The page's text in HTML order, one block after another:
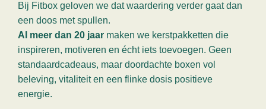
Bij Fitbox geloven we dat waardering verder gaat dan
een doos met spullen.
Al meer dan 20 jaar maken we kerstpakketten die
inspireren, motiveren en écht iets toevoegen. Geen
standaardcadeaus, maar doordachte boxen vol
beleving, vitaliteit en een flinke dosis positieve
energie.